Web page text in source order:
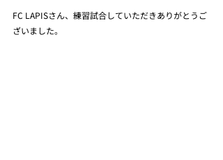
FC LAPISさん、練習試合していただきありがとうご
ざいました。